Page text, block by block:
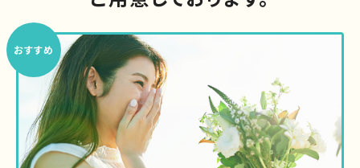
おすすめ